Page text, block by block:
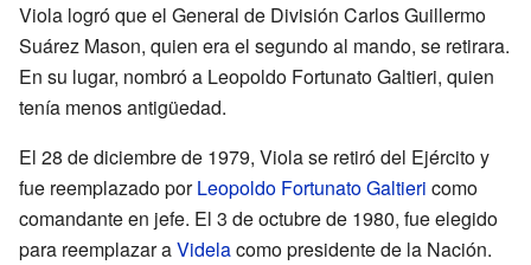
Viola logró que el General de División Carlos Guillermo
Suárez Mason, quien era el segundo al mando, se retirara.
En su lugar, nombró a Leopoldo Fortunato Galtieri, quien
tenía menos antigüedad.
El 28 de diciembre de 1979, Viola se retiró del Ejército y
fue reemplazado porLeopoldo Fortunato Galtieri como
comandante en jefe. El 3 de octubre de 1980, fue elegido
para reemplazar aVidelacomo presidente de la Nación.